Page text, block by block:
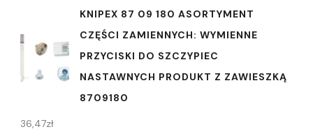
KNIPEX 87 09 180 ASORTYMENT
CZĘŚCI ZAMIENNYCH: WYMIENNE
PRZYCISKI DO SZCZYPIEC
NASTAWNYCH PRODUKT Z ZAWIESZKĄ
8709180
36,47zł